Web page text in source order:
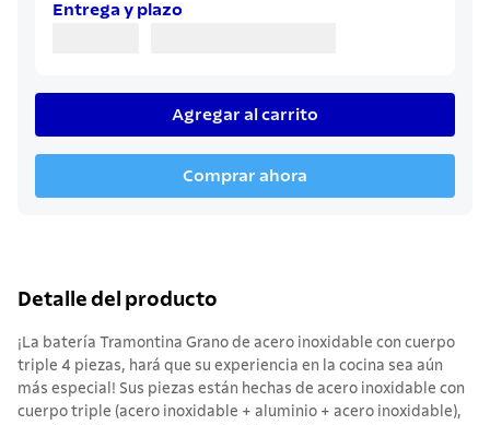
Entrega y plazo
Agregar al carrito
Comprar ahora
Detalle del producto
¡La batería Tramontina Grano de acero inoxidable con cuerpo
triple 4 piezas, hará que su experiencia en la cocina sea aún
más especial! Sus piezas están hechas de acero inoxidable con
cuerpo triple (acero inoxidable + aluminio + acero inoxidable),